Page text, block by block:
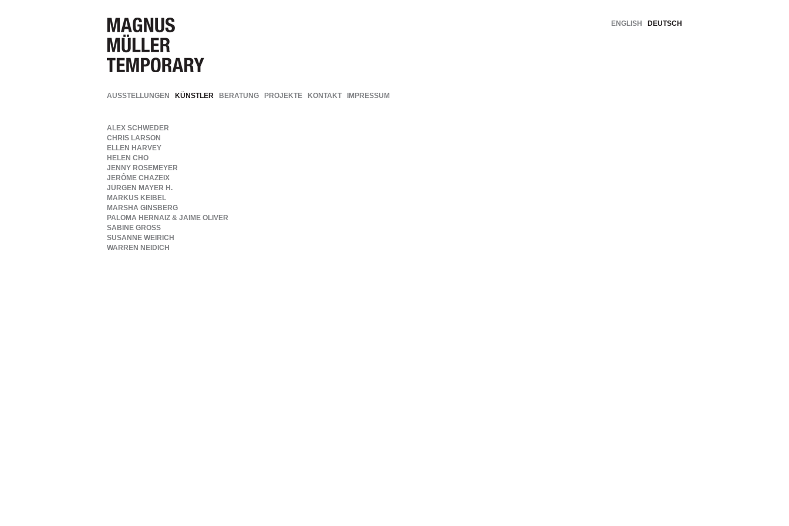
ENGLISH DEUTSCH
AUSSTELLUNGEN KÜNSTLER BERATUNG PROJEKTE KONTAKT IMPRESSUM
ALEX SCHWEDER
CHRIS LARSON
ELLEN HARVEY
HELEN CHO
JENNY ROSEMEYER
JERÔME CHAZEIX
JÜRGEN MAYER H.
MARKUS KEIBEL
MARSHA GINSBERG
PALOMA HERNAIZ & JAIME OLIVER
SABINE GROSS
SUSANNE WEIRICH
WARREN NEIDICH